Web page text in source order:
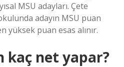
MSU adayları. Çete
adayın MSU puan
yüksek puan esas alınır.
kaç net yapar?